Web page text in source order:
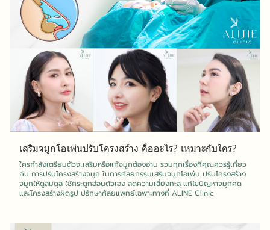
เสริมจมูกโอเพ่นปรับโครงสร้าง คืออะไร? เหมาะกับใคร?
ใครกำลังเตรียมตัวจะเสริมหรือแก้จมูกต้องอ่าน รวมทุกเรื่องที่คุณควรรู้เกี่ยว
กับ การปรับโครงสร้างจมูก ในการศัลยกรรมเสริมจมูกโอเพ่น ปรับโครงสร้าง
จมูกให้ดูสมดุล ใช้กระดูกอ่อนตัวเอง ลดความเสี่ยงทะลุ แก้ไขปัญหาจมูกคด
และโครงสร้างผิดรูป ปรึกษาศัลยแพทย์เฉพาะทางที่ ALINE Clinic